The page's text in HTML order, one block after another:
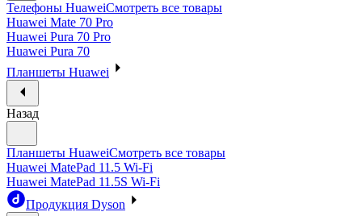
Телефоны HuaweiСмотреть все товары
Huawei Mate 70 Pro
Huawei Pura 70 Pro
Huawei Pura 70
Планшеты Huawei
Назад
Планшеты HuaweiСмотреть все товары
Huawei MatePad 11.5 Wi-Fi
Huawei MatePad 11.5S Wi-Fi
Продукция Dyson